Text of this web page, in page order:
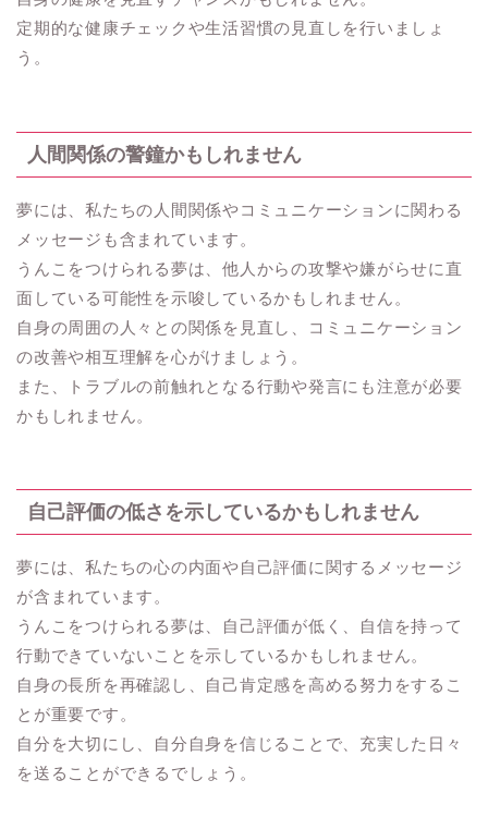
定期的な健康チェックや生活習慣の見直しを行いましょ
う。
人間関係の警鐘かもしれません
夢には、私たちの人間関係やコミュニケーションに関わる
メッセージも含まれています。
うんこをつけられる夢は、他人からの攻撃や嫌がらせに直
面している可能性を示唆しているかもしれません。
自身の周囲の人々との関係を見直し、コミュニケーション
の改善や相互理解を心がけましょう。
また、トラブルの前触れとなる行動や発言にも注意が必要
かもしれません。
自己評価の低さを示しているかもしれません
夢には、私たちの心の内面や自己評価に関するメッセージ
が含まれています。
うんこをつけられる夢は、自己評価が低く、自信を持って
行動できていないことを示しているかもしれません。
自身の長所を再確認し、自己肯定感を高める努力をするこ
とが重要です。
自分を大切にし、自分自身を信じることで、充実した日々
を送ることができるでしょう。